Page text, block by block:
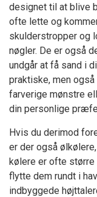
designet til at blive
ofte lette og
skulderstropper og
nøgler. De er også
undgår at få sand i
praktiske, men
farverige mønstre
din personlige
Hvis du derimod
er der også
kølere er ofte større
flytte dem rundt i
indbyggede